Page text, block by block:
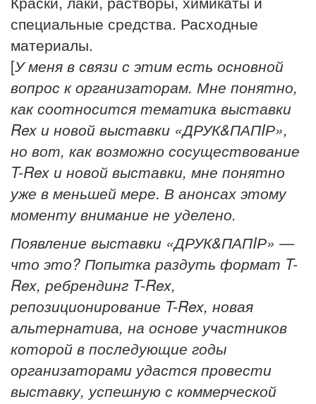
специальные средства. Расходные
материалы.
[У меня в связи с этим есть основной
вопрос к организаторам. Мне понятно,
как соотносится тематика выставки
Rex и новой выставки «ДРУК&ПАПIР»,
но вот, как возможно сосуществование
T-Rex и новой выставки, мне понятно
уже в меньшей мере. В анонсах этому
моменту внимание не уделено.
Появление выставки «ДРУК&ПАПIР» —
что это? Попытка раздуть формат T-
Rex, ребрендинг T-Rex,
репозиционирование T-Rex, новая
альтернатива, на основе участников
которой в последующие годы
организаторами удастся провести
выставку, успешную с коммерческой